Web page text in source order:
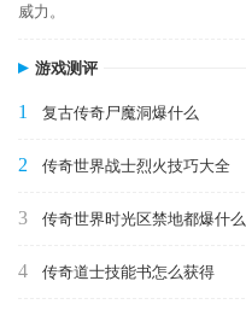
威力。
游戏测评
1 复古传奇尸魔洞爆什么
2 传奇世界战士烈火技巧大全
3 传奇世界时光区禁地都爆什么
4 传奇道士技能书怎么获得